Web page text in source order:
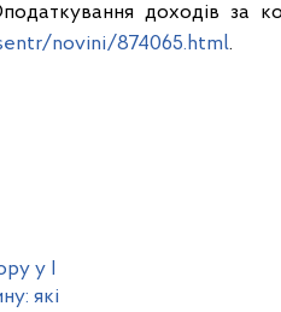
доходів за
novini/874065.html.
у І
які